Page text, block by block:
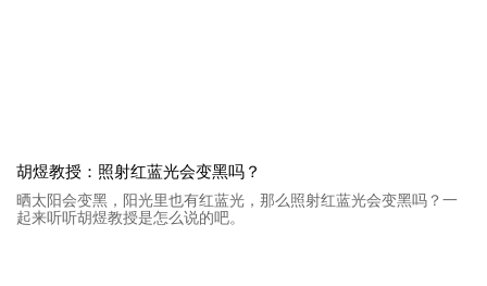
胡煜教授：照射红蓝光会变黑吗？
晒太阳会变黑，阳光里也有红蓝光，那么照射红蓝光会变黑吗？一
起来听听胡煜教授是怎么说的吧。